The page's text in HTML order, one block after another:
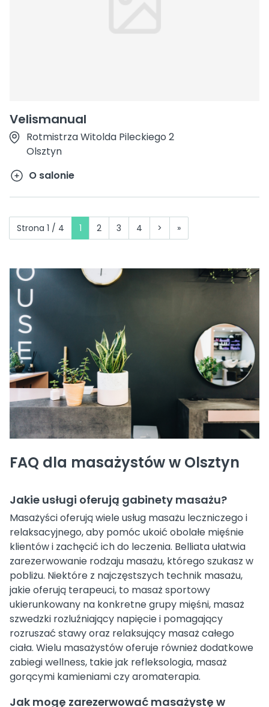
Velismanual
Rotmistrza Witolda Pileckiego 2
Olsztyn
O salonie
Strona 1 / 4 1 2 3 4 > »
FAQ dla masażystów w Olsztyn
Jakie usługi oferują gabinety masażu?
Masażyści oferują wiele usług masażu leczniczego i
relaksacyjnego, aby pomóc ukoić obolałe mięśnie
klientów i zachęcić ich do leczenia. Belliata ułatwia
zarezerwowanie rodzaju masażu, którego szukasz w
pobliżu. Niektóre z najczęstszych technik masażu,
jakie oferują terapeuci, to masaż sportowy
ukierunkowany na konkretne grupy mięśni, masaż
szwedzki rozluźniający napięcie i pomagający
rozruszać stawy oraz relaksujący masaż całego
ciała. Wielu masażystów oferuje również dodatkowe
zabiegi wellness, takie jak refleksologia, masaż
gorącymi kamieniami czy aromaterapia.
Jak mogę zarezerwować masażystę w